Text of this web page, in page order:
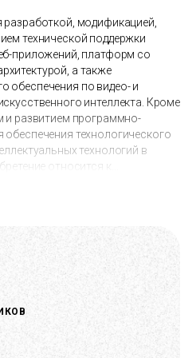
модификацией,
технической поддержки
приложений, платформ со
а также
обеспечения по видео- и
интеллекта. Кроме
и развитием программно-
технологического
технологий в
относится к
для тренировки и
а также к устройствам и
когнитивной
в себя методически
инструменты для
и обеспечения
процессе тренировочной